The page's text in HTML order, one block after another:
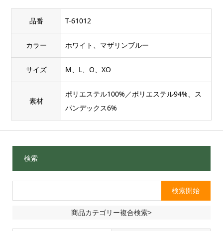
品番 T-61012
カラー ホワイト、マザリンブルー
サイズ M、L、O、XO
素材
ポリエステル100%／ポリエステル94%、ス
パンデックス6%
検索
商品カテゴリー複合検索>